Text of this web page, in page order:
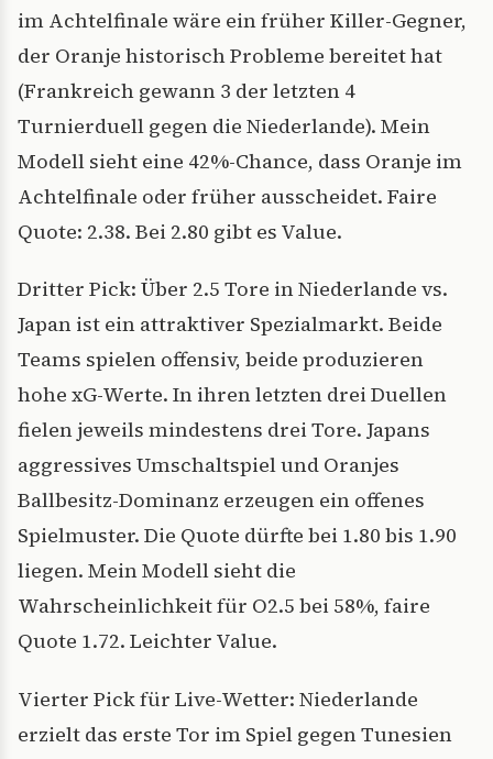
im Achtelfinale wäre ein früher Killer-Gegner,
der Oranje historisch Probleme bereitet hat
(Frankreich gewann 3 der letzten 4
Turnierduell gegen die Niederlande). Mein
Modell sieht eine 42%-Chance, dass Oranje im
Achtelfinale oder früher ausscheidet. Faire
Quote: 2.38. Bei 2.80 gibt es Value.
Dritter Pick: Über 2.5 Tore in Niederlande vs.
Japan ist ein attraktiver Spezialmarkt. Beide
Teams spielen offensiv, beide produzieren
hohe xG-Werte. In ihren letzten drei Duellen
fielen jeweils mindestens drei Tore. Japans
aggressives Umschaltspiel und Oranjes
Ballbesitz-Dominanz erzeugen ein offenes
Spielmuster. Die Quote dürfte bei 1.80 bis 1.90
liegen. Mein Modell sieht die
Wahrscheinlichkeit für O2.5 bei 58%, faire
Quote 1.72. Leichter Value.
Vierter Pick für Live-Wetter: Niederlande
erzielt das erste Tor im Spiel gegen Tunesien